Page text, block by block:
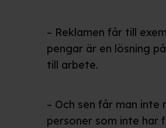
– Reklamen får till
pengar är en lösning
till arbete.
– Och sen får man
personer som inte har